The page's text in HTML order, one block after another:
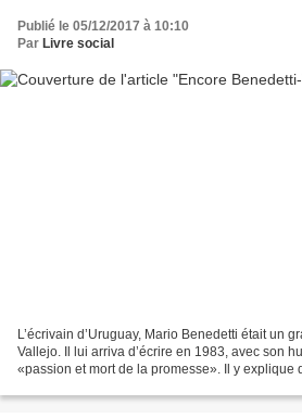
Publié le 05/12/2017 à 10:10
Par Livre social
L’écrivain d’Uruguay, Mario Benedetti était un
Vallejo. Il lui arriva d’écrire en 1983, avec son
«passion et mort de la promesse». Il y explique